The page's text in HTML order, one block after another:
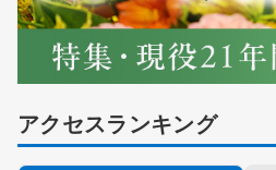
アクセスランキング